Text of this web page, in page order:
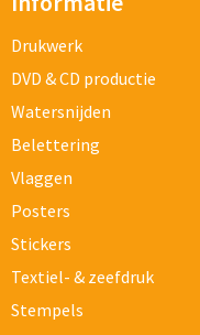
Drukwerk
DVD & CD productie
Watersnijden
Belettering
Vlaggen
Posters
Stickers
Textiel- & zeefdruk
Stempels